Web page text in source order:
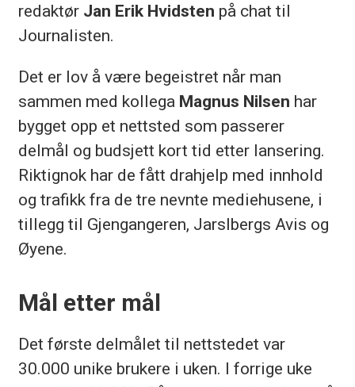
redaktør Jan Erik Hvidsten på chat til
Journalisten.
Det er lov å være begeistret når man
sammen med kollega Magnus Nilsen har
bygget opp et nettsted som passerer
delmål og budsjett kort tid etter lansering.
Riktignok har de fått drahjelp med innhold
og trafikk fra de tre nevnte mediehusene, i
tillegg til Gjengangeren, Jarslbergs Avis og
Øyene.
Mål etter mål
Det første delmålet til nettstedet var
30.000 unike brukere i uken. I forrige uke